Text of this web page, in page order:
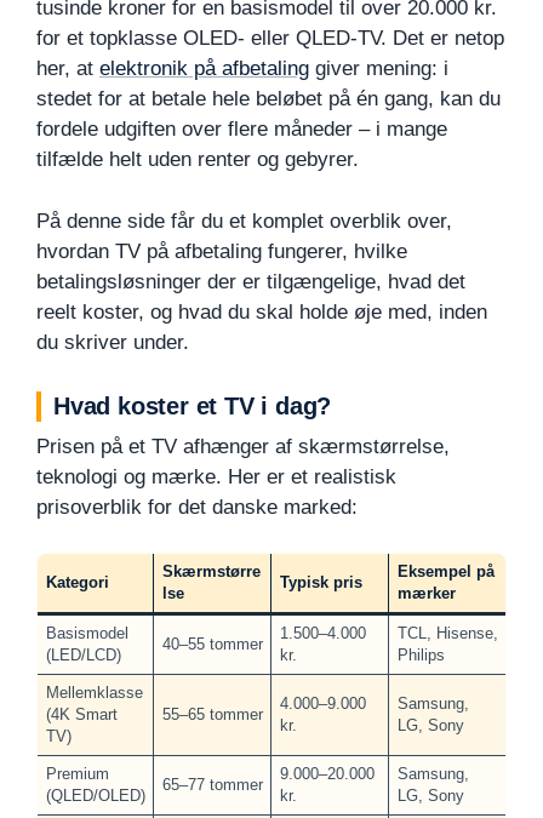
tusinde kroner for en basismodel til over 20.000 kr.
for et topklasse OLED- eller QLED-TV. Det er netop
her, at elektronik på afbetaling giver mening: i
stedet for at betale hele beløbet på én gang, kan du
fordele udgiften over flere måneder – i mange
tilfælde helt uden renter og gebyrer.
På denne side får du et komplet overblik over,
hvordan TV på afbetaling fungerer, hvilke
betalingsløsninger der er tilgængelige, hvad det
reelt koster, og hvad du skal holde øje med, inden
du skriver under.
Hvad koster et TV i dag?
Prisen på et TV afhænger af skærmstørrelse,
teknologi og mærke. Her er et realistisk
prisoverblik for det danske marked:
Kategori
Skærmstørre
lse
Typisk pris
Eksempel på
mærker
Basismodel
(LED/LCD)
40–55 tommer
1.500–4.000
kr.
TCL, Hisense,
Philips
Mellemklasse
(4K Smart
TV)
55–65 tommer
4.000–9.000
kr.
Samsung,
LG, Sony
Premium
(QLED/OLED)
65–77 tommer
9.000–20.000
kr.
Samsung,
LG, Sony